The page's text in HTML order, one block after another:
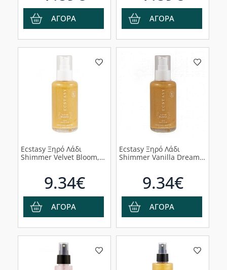
ΑΓΟΡΑ ΑΓΟΡΑ
Ecstasy Ξηρό Λάδι
Shimmer Velvet Bloom,
9.34€
ΑΓΟΡΑ
Ecstasy Ξηρό Λάδι
Shimmer Vanilla Dream,
9.34€
ΑΓΟΡΑ